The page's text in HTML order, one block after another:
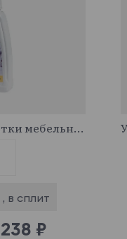
Средство для чистки мебельных тканей
, в сплит
238 ₽